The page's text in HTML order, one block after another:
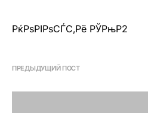
РќРѕРІРѕСЃС‚Рё РЎРњР2
ПРЕДЫДУЩИЙ ПОСТ